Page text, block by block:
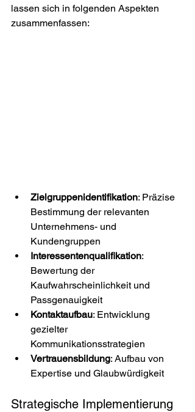
lassen sich in folgenden Aspekten
zusammenfassen:
Zielgruppenidentifikation: Präzise
Bestimmung der relevanten
Unternehmens- und
Kundengruppen
Interessentenqualifikation:
Bewertung der
Kaufwahrscheinlichkeit und
Passgenauigkeit
Kontaktaufbau: Entwicklung
gezielter
Kommunikationsstrategien
Vertrauensbildung: Aufbau von
Expertise und Glaubwürdigkeit
Strategische Implementierung